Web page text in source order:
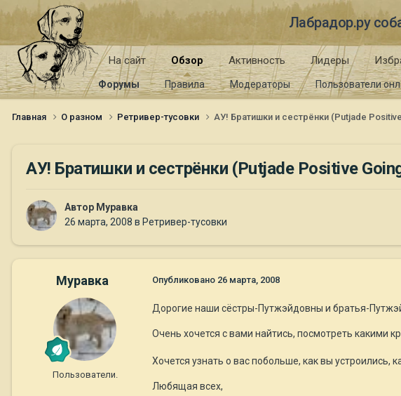
Лабрадор.ру
На сайт Обзор
Форумы Правила Модераторы Пользователи
Активность Лидеры
Главная О разном Ретривер-тусовки АУ! Братишки и сестрёнки (Putjade
АУ! Братишки и сестрёнки (Putjade Positive
Автор Муравка
26 марта, 2008 в Ретривер-тусовки
Муравка
Пользователи.
Опубликовано 26 марта, 2008
Дорогие наши сёстры-Путжэйдовны и братья-
Очень хочется с вами найтись, посмотреть какими
Хочется узнать о вас побольше, как вы устроились,
Любящая всех,